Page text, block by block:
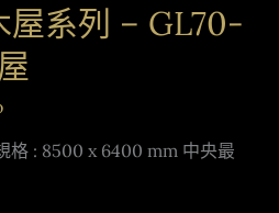
屋系列 – GL70-
: 8500 x 6400 mm 中央最